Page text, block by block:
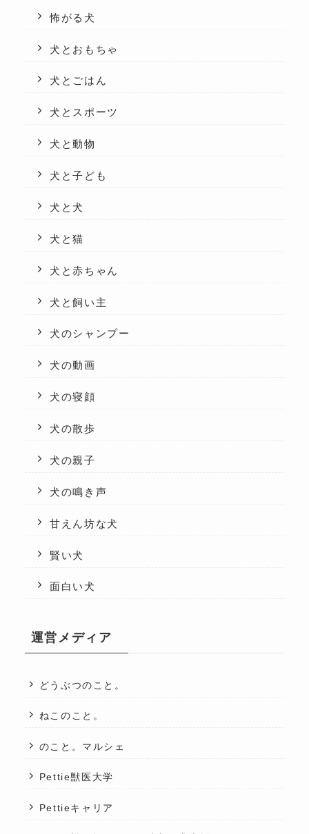
怖がる犬
犬とおもちゃ
犬とごはん
犬とスポーツ
犬と動物
犬と子ども
犬と犬
犬と猫
犬と赤ちゃん
犬と飼い主
犬のシャンプー
犬の動画
犬の寝顔
犬の散歩
犬の親子
犬の鳴き声
甘えん坊な犬
賢い犬
面白い犬
運営メディア
どうぶつのこと。
ねこのこと。
のこと。マルシェ
Pettie獣医大学
Pettieキャリア